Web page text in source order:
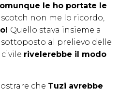
le ho portate le
non me lo ricordo,
Quello stava insieme a
sottoposto al prelievo delle
rivelerebbe il modo
che Tuzi avrebbe